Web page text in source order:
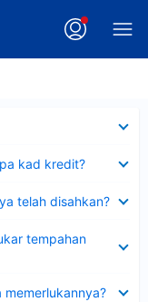
kad kredit?
telah disahkan?
tempahan